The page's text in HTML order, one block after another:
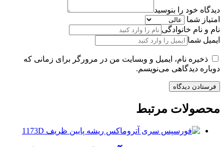
دیدگاه خود را بنوسید
امتیاز شما
نام و نام خانوادگی
ایمیل شما
ذخیره نام، ایمیل و وبسایت من در مرورگر برای زمانی که
دوباره دیدگاهی می‌نویسم.
محصولات مرتبط